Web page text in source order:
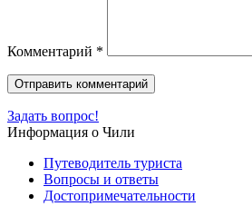
Комментарий *
Задать вопрос!
Информация о Чили
Путеводитель туриста
Вопросы и ответы
Достопримечательности